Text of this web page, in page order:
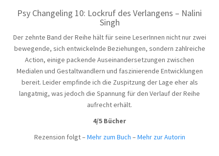
Psy Changeling 10: Lockruf des Verlangens – Nalini
Singh
Der zehnte Band der Reihe hält für seine LeserInnen nicht nur zwei
bewegende, sich entwickelnde Beziehungen, sondern zahlreiche
Action, einige packende Auseinandersetzungen zwischen
Medialen und Gestaltwandlern und faszinierende Entwicklungen
bereit. Leider empfinde ich die Zuspitzung der Lage eher als
langatmig, was jedoch die Spannung für den Verlauf der Reihe
aufrecht erhält.
4/5 Bücher
Rezension folgt – Mehr zum Buch – Mehr zur Autorin